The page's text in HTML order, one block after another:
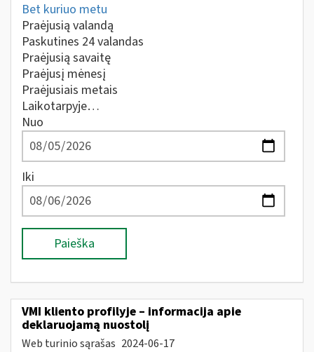
Bet kuriuo metu
Praėjusią valandą
Paskutines 24 valandas
Praėjusią savaitę
Praėjusį mėnesį
Praėjusiais metais
Laikotarpyje…
Nuo
Iki
Paieška
VMI kliento profilyje – informacija apie
deklaruojamą nuostolį
Web turinio sąrašas 2024-06-17